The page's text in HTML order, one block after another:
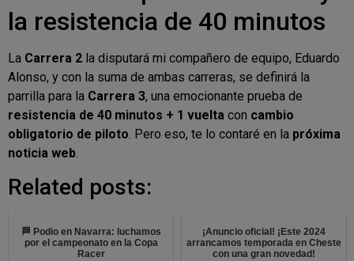
la resistencia de 40 minutos
La Carrera 2 la disputará mi compañero de equipo, Eduardo
Alonso, y con la suma de ambas carreras, se definirá la
parrilla para la Carrera 3, una emocionante prueba de
resistencia de 40 minutos + 1 vuelta con cambio
obligatorio de piloto. Pero eso, te lo contaré en la próxima
noticia web.
Related posts:
🏁 Podio en Navarra: luchamos
por el campeonato en la Copa
Racer
¡Anuncio oficial! ¡Este 2024
arrancamos temporada en Cheste
con una gran novedad!